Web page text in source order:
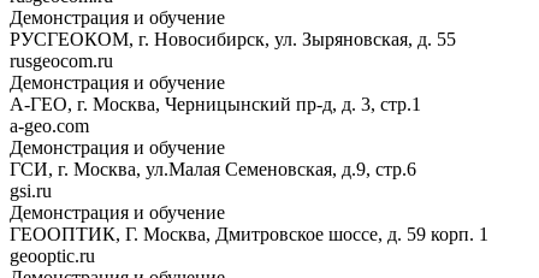
Демонстрация и обучение
РУСГЕОКОМ, г. Новосибирск, ул. Зыряновская, д. 55
rusgeocom.ru
Демонстрация и обучение
А-ГЕО, г. Москва, Черницынский пр-д, д. 3, стр.1
a-geo.com
Демонстрация и обучение
ГСИ, г. Москва, ул.Малая Семеновская, д.9, стр.6
gsi.ru
Демонстрация и обучение
ГЕООПТИК, Г. Москва, Дмитровское шоссе, д. 59 корп. 1
geooptic.ru